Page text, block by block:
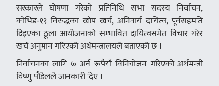
सरकारले घोषणा गरेको प्रतिनिधि सभा सदस्य निर्वाचन,
कोभिड-१९ विरुद्धका खोप खर्च, अनिवार्य दायित्व, पूर्वसहमति
दिइएका ठूला आयोजनाको सम्भावित दायित्वसमेत विचार गरेर
खर्च अनुमान गरिएको अर्थमन्त्रालयले बताएको छ ।
निर्वाचनका लागि ७ अर्ब रूपैयाँ विनियोजन गरिएको अर्थमन्त्री
विष्णु पौडेलले जानकारी दिए ।